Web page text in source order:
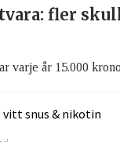
fler
varje år 15.000